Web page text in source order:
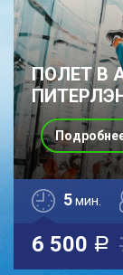
ПОЛЕТ В
5мин.
6 500 a